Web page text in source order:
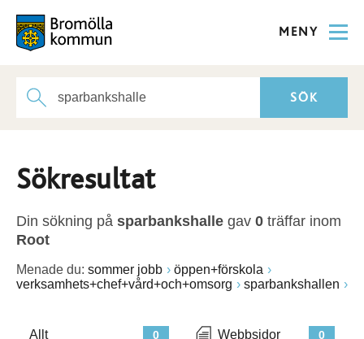
MENY
Sökresultat
Din sökning på sparbankshalle gav 0 träffar inom
Root
Menade du: sommer jobb
öppen+förskola
verksamhets+chef+vård+och+omsorg
sparbankshallen
0
Allt 0
Webbsidor